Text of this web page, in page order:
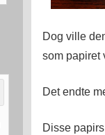
Dog ville
som papiret
Det endte
Disse